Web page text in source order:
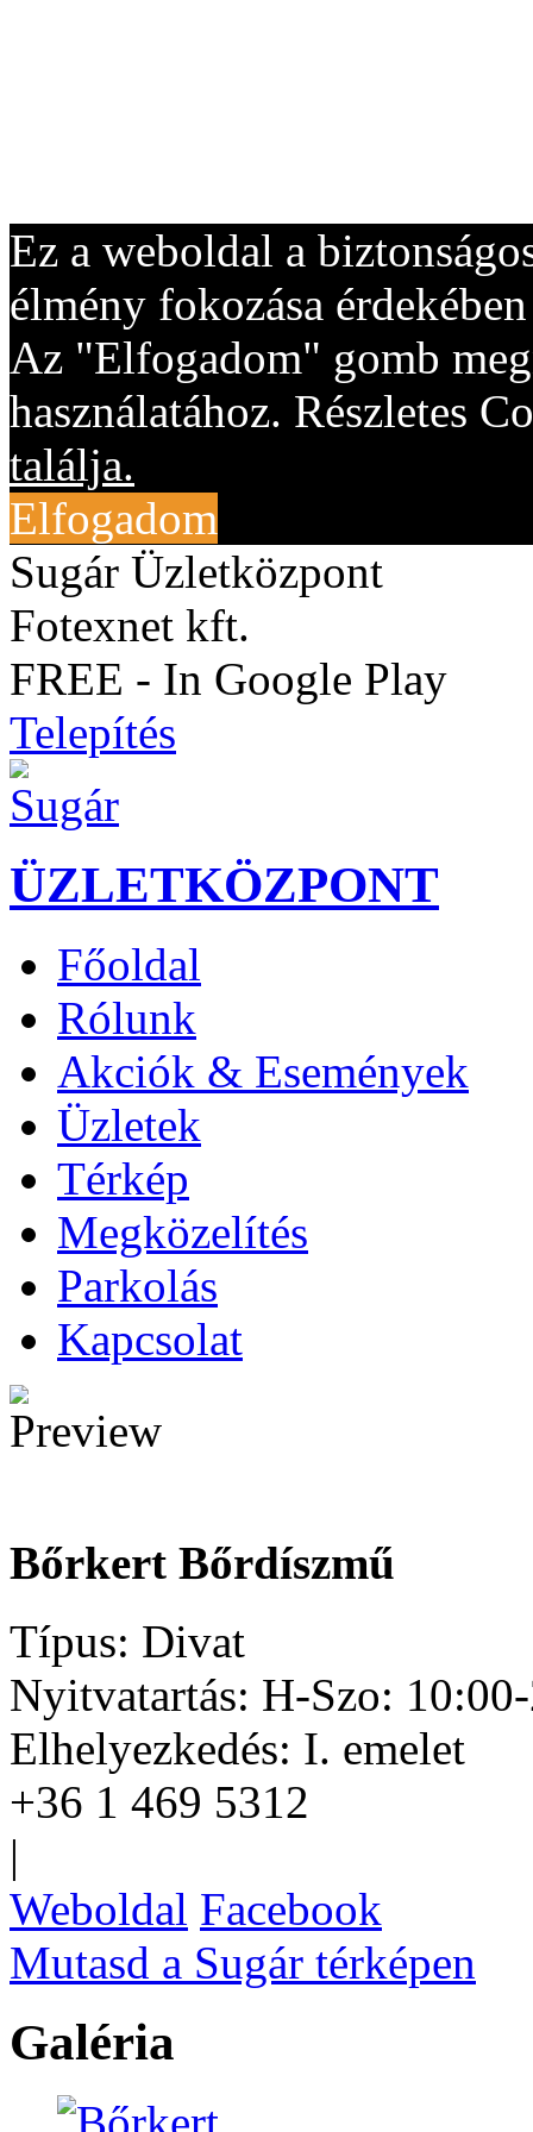
Ez a weboldal a
élmény fokozása
Az "Elfogadom" gomb
használatához. Részletes
találja.
Elfogadom
Sugár Üzletközpont
Fotexnet kft.
FREE - In Google Play
Telepítés
ÜZLETKÖZPONT
Főoldal
Rólunk
Akciók & Események
Üzletek
Térkép
Megközelítés
Parkolás
Kapcsolat
Bőrkert Bőrdíszmű
Típus: Divat
Nyitvatartás: H-Szo:
Elhelyezkedés: I. emelet
+36 1 469 5312
|
Weboldal Facebook
Mutasd a Sugár térképen
Galéria